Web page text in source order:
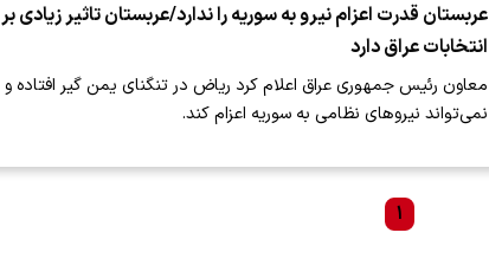
عربستان قدرت اعزام نیرو به سوریه را ندارد/عربستان تاثیر زیادی بر
انتخابات عراق دارد
معاون رئیس جمهوری عراق اعلام کرد ریاض در تنگنای یمن گیر افتاده و
نمی‌تواند نیروهای نظامی به سوریه اعزام کند.
۱